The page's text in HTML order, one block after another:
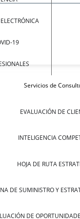
19
Servicios de
EVALUACIÓN DE
INTELIGENCIA
HOJA DE RUTA
DE SUMINISTRO Y
DE